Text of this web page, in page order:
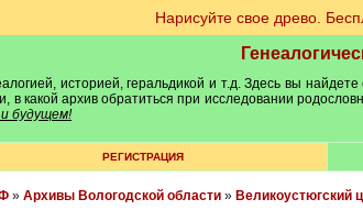
Нарисуйте свое древо.
историей, геральдикой и т.д. Здесь вы
какой архив обратиться при исследовании
будущем!
РЕГИСТРАЦИЯ
» Архивы Вологодской области» Великоустюгский